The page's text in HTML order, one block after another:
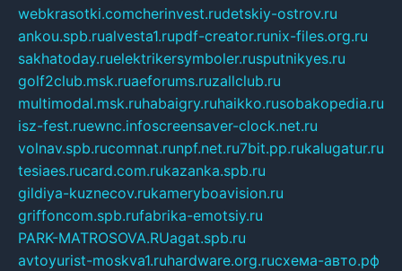
webkrasotki.comcherinvest.rudetskiy-ostrov.ru
ankou.spb.rualvesta1.rupdf-creator.runix-files.org.ru
sakhatoday.ruelektrikersymboler.rusputnikyes.ru
golf2club.msk.ruaeforums.ruzallclub.ru
multimodal.msk.ruhabaigry.ruhaikko.rusobakopedia.ru
isz-fest.ruewnc.infoscreensaver-clock.net.ru
volnav.spb.rucomnat.runpf.net.ru7bit.pp.rukalugatur.ru
tesiaes.rucard.com.rukazanka.spb.ru
gildiya-kuznecov.rukameryboavision.ru
griffoncom.spb.rufabrika-emotsiy.ru
PARK-MATROSOVA.RUagat.spb.ru
avtoyurist-moskva1.ruhardware.org.ruсхема-авто.рф